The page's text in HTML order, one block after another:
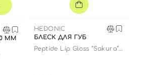
ММ
HEDONIC
БЛЕСК ДЛЯ ГУБ
Peptide Lip Gloss “Sakura”